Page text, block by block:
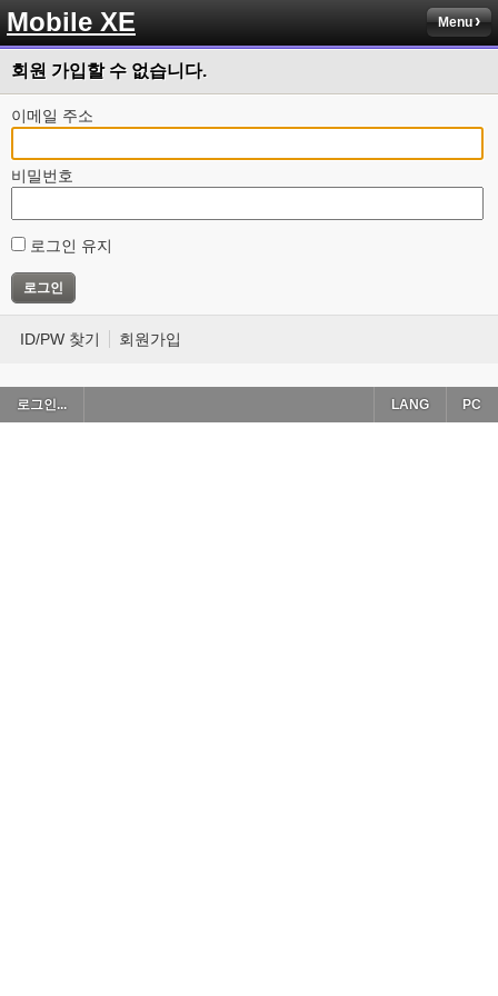
Mobile XE Menu
회원 가입할 수 없습니다.
이메일 주소
비밀번호
로그인 유지
ID/PW 찾기 회원가입
로그인... PC
LANG